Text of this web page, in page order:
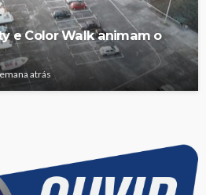
e Color Walk animam o
atrás